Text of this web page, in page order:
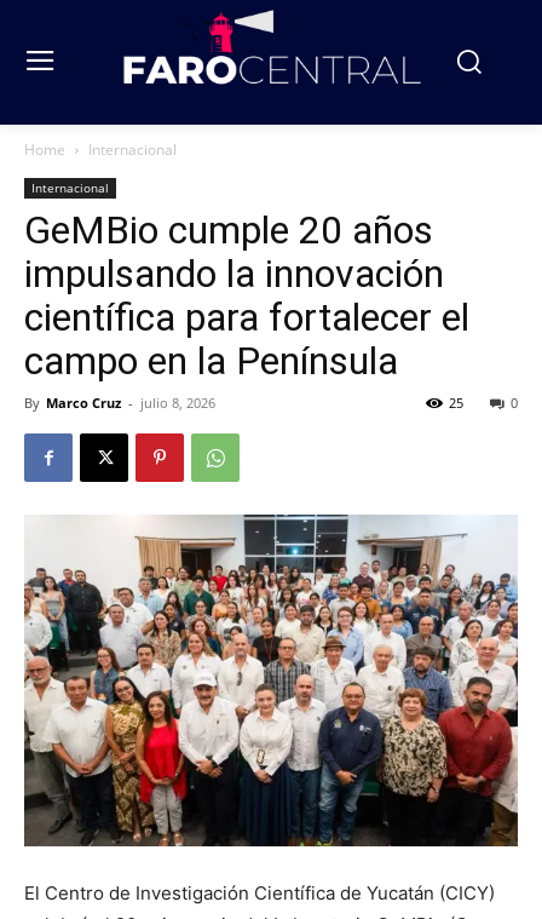
Home Internacional
Internacional
GeMBio cumple 20 años
impulsando la innovación
científica para fortalecer el
campo en la Península
By Marco Cruz - julio 8, 2026 0
25
El Centro de Investigación Científica de Yucatán (CICY)